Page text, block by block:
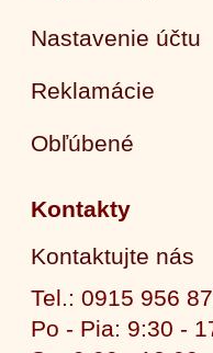
Nastavenie účtu
Reklamácie
Obľúbené
Kontakty
Kontaktujte nás
Tel.: 0915 956
Po - Pia: 9:30 -